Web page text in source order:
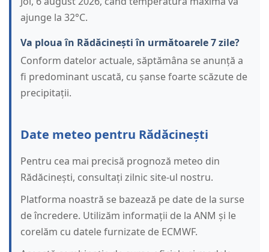
ajunge la 32°C.
Va ploua în Rădăcinești în următoarele 7 zile?
Conform datelor actuale, săptămâna se anunță a
fi predominant uscată, cu șanse foarte scăzute de
precipitații.
Date meteo pentru Rădăcinești
Pentru cea mai precisă prognoză meteo din
Rădăcinești, consultați zilnic site-ul nostru.
Platforma noastră se bazează pe date de la surse
de încredere. Utilizăm informații de la ANM și le
corelăm cu datele furnizate de ECMWF.